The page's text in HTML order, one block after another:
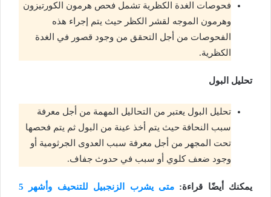
فحوصات الغدة الكظرية تشمل فحص هرمون الكورتيزون
وهرمون الموجه لقشر الكظر حيث يتم إجراء هذه
الفحوصات من أجل التحقق من وجود قصور في الغدة
الكظرية.
تحليل البول
تحليل البول يعتبر من التحاليل المهمة من أجل معرفة
سبب النحافة حيث يتم أخذ عينة من البول ثم يتم فحصها
تحت المجهر من أجل معرفة سبب العدوى الجرثومية أو
وجود ضعف كلوي أو سبب في حدوث جفاف.
يمكنك أيضًا قراءة:
متى يشرب الزنجبيل للتنحيف وأشهر 5